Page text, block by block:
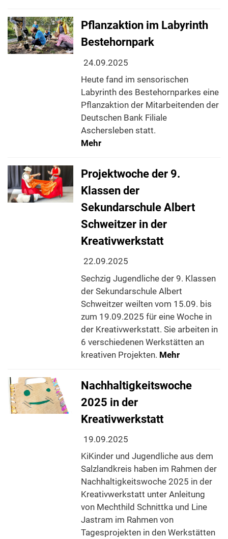
Pflanzaktion im Labyrinth
Bestehornpark
24.09.2025
Heute fand im sensorischen
Labyrinth des Bestehornparkes eine
Pflanzaktion der Mitarbeitenden der
Deutschen Bank Filiale
Aschersleben statt.
Mehr
Projektwoche der 9.
Klassen der
Sekundarschule Albert
Schweitzer in der
Kreativwerkstatt
22.09.2025
Sechzig Jugendliche der 9. Klassen
der Sekundarschule Albert
Schweitzer weilten vom 15.09. bis
zum 19.09.2025 für eine Woche in
der Kreativwerkstatt. Sie arbeiten in
6 verschiedenen Werkstätten an
kreativen Projekten. Mehr
Nachhaltigkeitswoche
2025 in der
Kreativwerkstatt
19.09.2025
KiKinder und Jugendliche aus dem
Salzlandkreis haben im Rahmen der
Nachhaltigkeitswoche 2025 in der
Kreativwerkstatt unter Anleitung
von Mechthild Schnittka und Line
Jastram im Rahmen von
Tagesprojekten in den Werkstätten